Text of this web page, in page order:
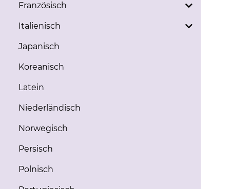
Französisch
Italienisch
Japanisch
Koreanisch
Latein
Niederländisch
Norwegisch
Persisch
Polnisch